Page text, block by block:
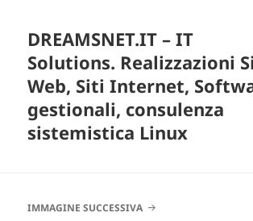
DREAMSNET.IT – IT
Solutions. Realizzazioni
Web, Siti Internet,
gestionali, consulenza
sistemistica Linux
IMMAGINE SUCCESSIVA